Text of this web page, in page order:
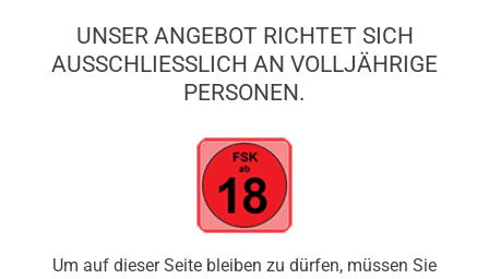
0
0,00 EUR
UNSER ANGEBOT RICHTET SICH
AUSSCHLIESSLICH AN VOLLJÄHRIGE P
ERSONEN.
Um auf dieser Seite bleiben zu dürfen, müssen Sie